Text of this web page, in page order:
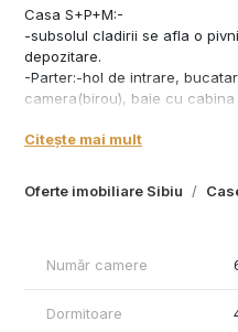
Oferte imobiliare Sibiu
Casa S+P+M:-
-subsolul cladirii se afla o
depozitare.
-Parter:-hol de intrare,
camera(birou), baie cu
Se accepta si animale de
certificatului energetic.
Citește mai mult
Număr camere
Dormitoare